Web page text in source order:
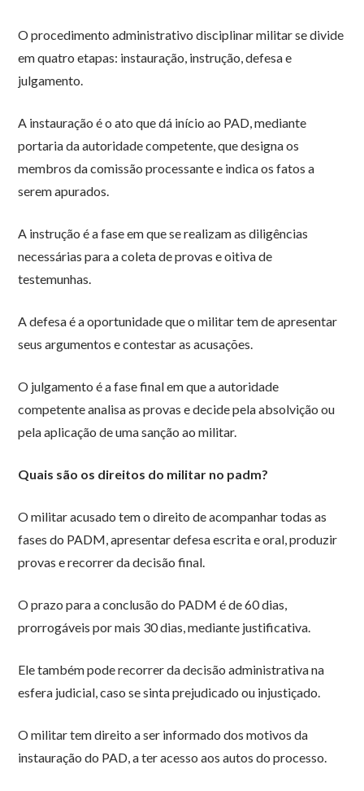
O procedimento administrativo disciplinar militar se divide
em quatro etapas: instauração, instrução, defesa e
julgamento.
A instauração é o ato que dá início ao PAD, mediante
portaria da autoridade competente, que designa os
membros da comissão processante e indica os fatos a
serem apurados.
A instrução é a fase em que se realizam as diligências
necessárias para a coleta de provas e oitiva de
testemunhas.
A defesa é a oportunidade que o militar tem de apresentar
seus argumentos e contestar as acusações.
O julgamento é a fase final em que a autoridade
competente analisa as provas e decide pela absolvição ou
pela aplicação de uma sanção ao militar.
Quais são os direitos do militar no padm?
O militar acusado tem o direito de acompanhar todas as
fases do PADM, apresentar defesa escrita e oral, produzir
provas e recorrer da decisão final.
O prazo para a conclusão do PADM é de 60 dias,
prorrogáveis por mais 30 dias, mediante justificativa.
Ele também pode recorrer da decisão administrativa na
esfera judicial, caso se sinta prejudicado ou injustiçado.
O militar tem direito a ser informado dos motivos da
instauração do PAD, a ter acesso aos autos do processo.